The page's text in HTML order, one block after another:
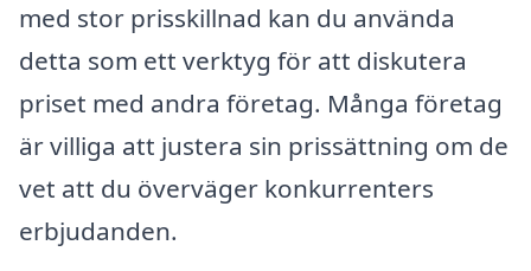
med stor prisskillnad kan du använda
detta som ett verktyg för att diskutera
priset med andra företag. Många företag
är villiga att justera sin prissättning om de
vet att du överväger konkurrenters
erbjudanden.